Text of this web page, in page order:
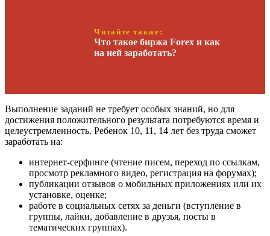
Читайте также:
Что такое биржа Forex и как
на ней заработать?
Выполнение заданий не требует особых знаний, но для
достижения положительного результата потребуются время и
целеустремленность. Ребенок 10, 11, 14 лет без труда сможет
заработать на:
интернет-серфинге (чтение писем, переход по ссылкам,
просмотр рекламного видео, регистрация на форумах);
публикации отзывов о мобильных приложениях или их
установке, оценке;
работе в социальных сетях за деньги (вступление в
группы, лайки, добавление в друзья, посты в
тематических группах).